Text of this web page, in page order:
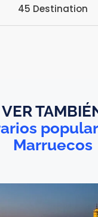
45 Destination
VER
Marruecos